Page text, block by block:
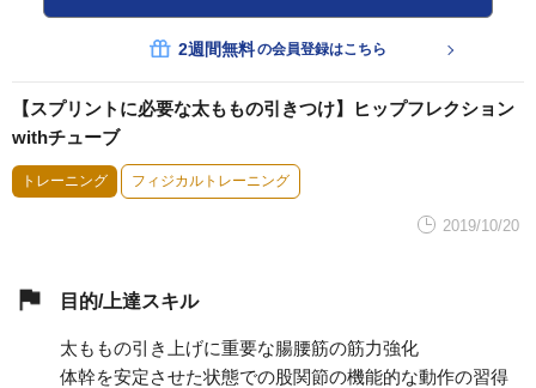
2週間無料の会員登録はこちら
【スプリントに必要な太ももの引きつけ】ヒップフレクション
withチューブ
トレーニング フィジカルトレーニング
2019/10/20
目的/上達スキル
太ももの引き上げに重要な腸腰筋の筋力強化
体幹を安定させた状態での股関節の機能的な動作の習得